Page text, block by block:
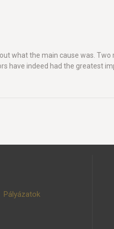
what the main cause was.
have indeed had the greatest
Pályázatok